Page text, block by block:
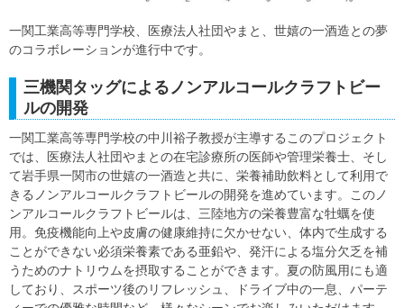
一関工業高等専門学校、医療法人社団やまと、世嬉の一酒造との夢
のコラボレーションが進行中です。
三機関タッグによるノンアルコールクラフトビー
ルの開発
一関工業高等専門学校の中川裕子教授が主導するこのプロジェクト
では、医療法人社団やまとの在宅診療所の医師や管理栄養士、そし
て岩手県一関市の世嬉の一酒造と共に、栄養補助飲料として利用で
きるノンアルコールクラフトビールの開発を進めています。このノ
ンアルコールクラフトビールは、三陸地方の栄養豊富な牡蠣を使
用。免疫機能向上や皮膚の健康維持に欠かせない、体内で生成する
ことができない必須栄養素である亜鉛や、発汗による塩分欠乏を補
うためのナトリウムを摂取することができます。夏の防風用にも適
しており、スポーツ後のリフレッシュ、ドライブ中の一息、パーテ